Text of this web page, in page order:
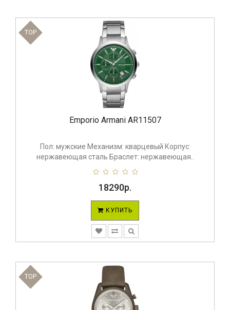
TOP
Emporio Armani AR11507
Пол: мужские Механизм: кварцевый Корпус:
нержавеющая сталь Браслет: нержавеющая..
18290р.
КУПИТЬ
TOP